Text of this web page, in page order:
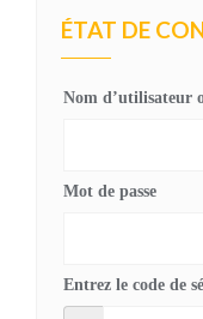
ÉTAT DE
Nom d’utilisateur
Mot de passe
Entrez le code de